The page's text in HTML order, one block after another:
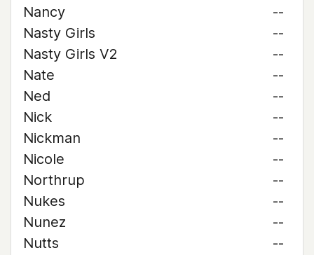
Nancy
--
Nasty Girls
--
Nasty Girls V2
--
Nate
--
Ned
--
Nick
--
Nickman
--
Nicole
--
Northrup
--
Nukes
--
Nunez
--
Nutts
--